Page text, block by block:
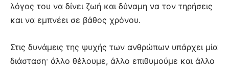
λόγος του να δίνει ζωή και δύναμη να τον τηρήσεις
και να εμπνέει σε βάθος χρόνου.
Στις δυνάμεις της ψυχής των ανθρώπων υπάρχει μία
διάσταση· άλλο θέλουμε, άλλο επιθυμούμε και άλλο